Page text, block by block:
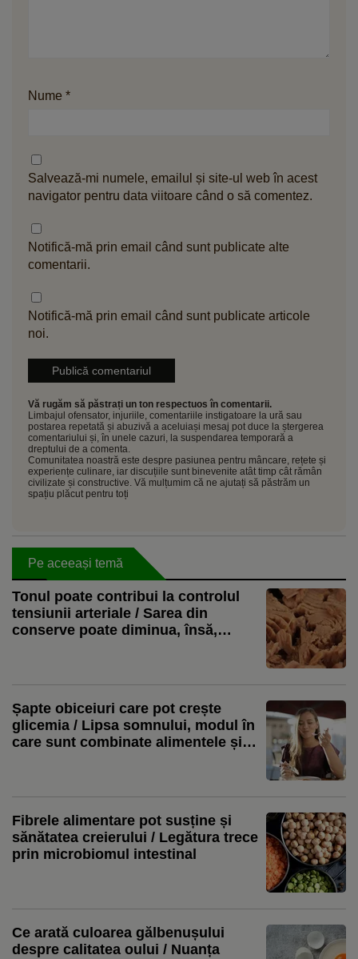
Nume *
Salvează-mi numele, emailul și site-ul web în acest
navigator pentru data viitoare când o să comentez.
Notifică-mă prin email când sunt publicate alte
comentarii.
Notifică-mă prin email când sunt publicate articole
noi.
Vă rugăm să păstrați un ton respectuos în comentarii.
Limbajul ofensator, injuriile, comentariile instigatoare la ură sau
postarea repetată și abuzivă a aceluiași mesaj pot duce la ștergerea
comentariului și, în unele cazuri, la suspendarea temporară a
dreptului de a comenta.
Comunitatea noastră este despre pasiunea pentru mâncare, rețete și
experiențe culinare, iar discuțiile sunt binevenite atât timp cât rămân
civilizate și constructive. Vă mulțumim că ne ajutați să păstrăm un
spațiu plăcut pentru toți
Pe aceeași temă
Tonul poate contribui la controlul
tensiunii arteriale / Sarea din
conserve poate diminua, însă,
Șapte obiceiuri care pot crește
glicemia / Lipsa somnului, modul în
care sunt combinate alimentele și
Fibrele alimentare pot susține și
sănătatea creierului / Legătura trece
prin microbiomul intestinal
Ce arată culoarea gălbenușului
despre calitatea oului / Nuanța